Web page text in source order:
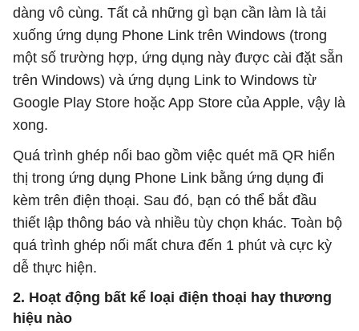
dàng vô cùng. Tất cả những gì bạn cần làm là tải
xuống ứng dụng Phone Link trên Windows (trong
một số trường hợp, ứng dụng này được cài đặt sẵn
trên Windows) và ứng dụng Link to Windows từ
Google Play Store hoặc App Store của Apple, vậy là
xong.
Quá trình ghép nối bao gồm việc quét mã QR hiển
thị trong ứng dụng Phone Link bằng ứng dụng đi
kèm trên điện thoại. Sau đó, bạn có thể bắt đầu
thiết lập thông báo và nhiều tùy chọn khác. Toàn bộ
quá trình ghép nối mất chưa đến 1 phút và cực kỳ
dễ thực hiện.
2. Hoạt động bất kể loại điện thoại hay thương
hiệu nào